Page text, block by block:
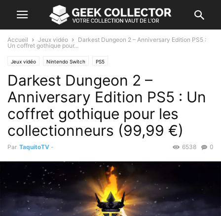
Accueil Jeux vidéo
Darkest Dungeon 2 – Anniversary Edition PS5 :
Un coffret gothique pour...
Jeux vidéo Nintendo Switch PS5
Darkest Dungeon 2 –
Anniversary Edition PS5 : Un
coffret gothique pour les
collectionneurs (99,99 €)
Par TaquitoTV - 0
6538